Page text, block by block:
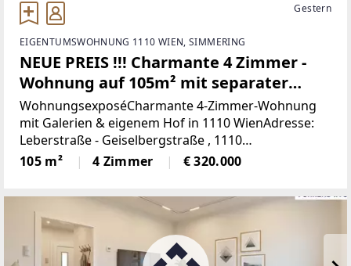
Gestern
EIGENTUMSWOHNUNG 1110 WIEN, SIMMERING
NEUE PREIS !!! Charmante 4 Zimmer -
Wohnung auf 105m² mit separater
Küche und eigenem Hof in top Lage
1110 Wien
WohnungsexposéCharmante 4-Zimmer-Wohnung
mit Galerien & eigenem Hof in 1110 WienAdresse:
Leberstraße - Geiselbergstraße , 1110
WienWohnfläche: ca. 105 m²Zimmer: 4Etage:
ErdgeschossZustand: Komplett
105 m² 4 Zimmer € 320.000